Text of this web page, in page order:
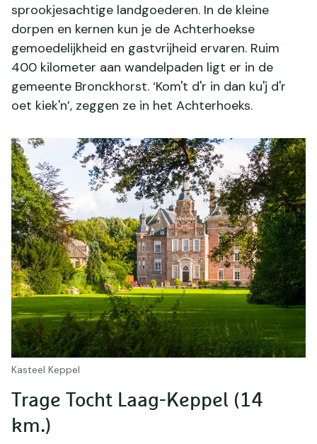
sprookjesachtige landgoederen. In de kleine
dorpen en kernen kun je de Achterhoekse
gemoedelijkheid en gastvrijheid ervaren. Ruim
400 kilometer aan wandelpaden ligt er in de
gemeente Bronckhorst. ‘Kom't d'r in dan ku'j d'r
oet kiek'n’, zeggen ze in het Achterhoeks.
Trage Tocht Laag-Keppel (14
km.)
Kasteel Keppel